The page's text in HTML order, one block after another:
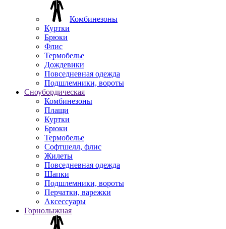
Комбинезоны
Куртки
Брюки
Флис
Термобелье
Дождевики
Повседневная одежда
Подшлемники, вороты
Сноубордическая
Комбинезоны
Плащи
Куртки
Брюки
Термобелье
Софтшелл, флис
Жилеты
Повседневная одежда
Шапки
Подшлемники, вороты
Перчатки, варежки
Аксессуары
Горнолыжная